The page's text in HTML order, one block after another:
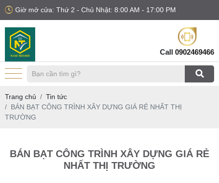
Giờ mở cửa: Thứ 2 - Chủ Nhật: 8:00 AM - 17:00 PM
Call 0902469466
Trang chủ
Tin tức
BÁN BẠT CÔNG TRÌNH XÂY DỰNG GIÁ RẺ NHẤT THỊ
TRƯỜNG
BÁN BẠT CÔNG TRÌNH XÂY DỰNG GIÁ RẺ
NHẤT THỊ TRƯỜNG